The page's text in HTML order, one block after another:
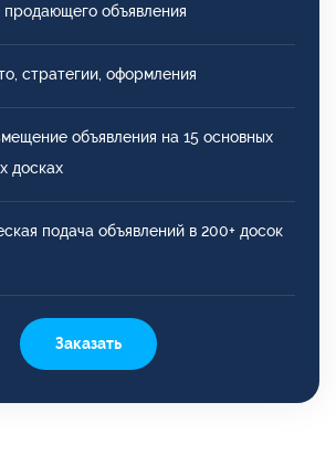
объявления
стратегии, оформления
объявления на 15 основных
досках
подача объявлений в 200+ досок
Заказать